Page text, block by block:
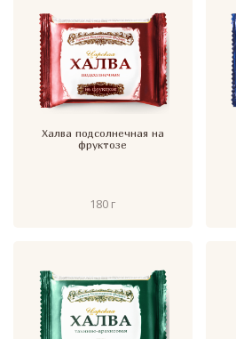
Халва подсолнечная на
фруктозе
180 г